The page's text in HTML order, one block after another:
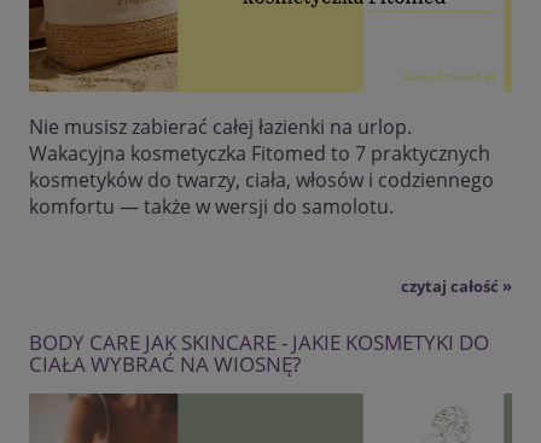
Nie musisz zabierać całej łazienki na urlop.
Wakacyjna kosmetyczka Fitomed to 7 praktycznych
kosmetyków do twarzy, ciała, włosów i codziennego
komfortu — także w wersji do samolotu.
czytaj całość »
BODY CARE JAK SKINCARE - JAKIE KOSMETYKI DO
CIAŁA WYBRAĆ NA WIOSNĘ?